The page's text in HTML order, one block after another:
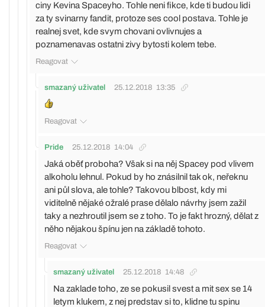
ciny Kevina Spaceyho. Tohle neni fikce, kde ti budou lidi
za ty svinarny fandit, protoze ses cool postava. Tohle je
realnej svet, kde svym chovani ovlivnujes a
poznamenavas ostatni zivy bytosti kolem tebe.
Reagovat
smazaný uživatel 25.12.2018 13:35
Reagovat
Pride 25.12.2018 14:04
Jaká oběť proboha? Však si na něj Spacey pod vlivem
alkoholu lehnul. Pokud by ho znásilnil tak ok, neřeknu
ani půl slova, ale tohle? Takovou blbost, kdy mi
viditelně nějaké ožralé prase dělalo návrhy jsem zažil
taky a nezhroutil jsem se z toho. To je fakt hrozný, dělat z
něho nějakou špínu jen na základě tohoto.
Reagovat
smazaný uživatel 25.12.2018 14:48
Na zaklade toho, ze se pokusil svest a mit sex se 14
letym klukem, z nej predstav si to, klidne tu spinu